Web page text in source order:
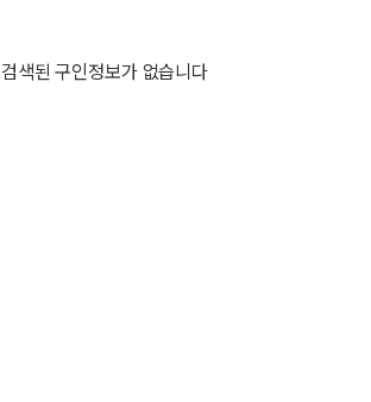
검색된 구인정보가 없습니다